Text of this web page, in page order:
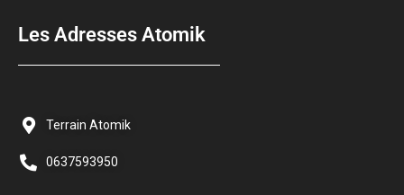
Les Adresses Atomik
Terrain Atomik
0637593950